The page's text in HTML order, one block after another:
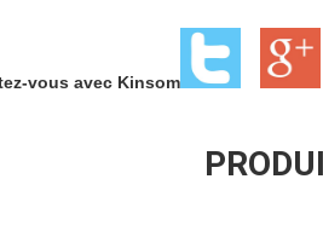
vous avec Kinsom